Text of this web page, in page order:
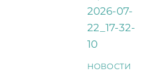
НОВОСТИ